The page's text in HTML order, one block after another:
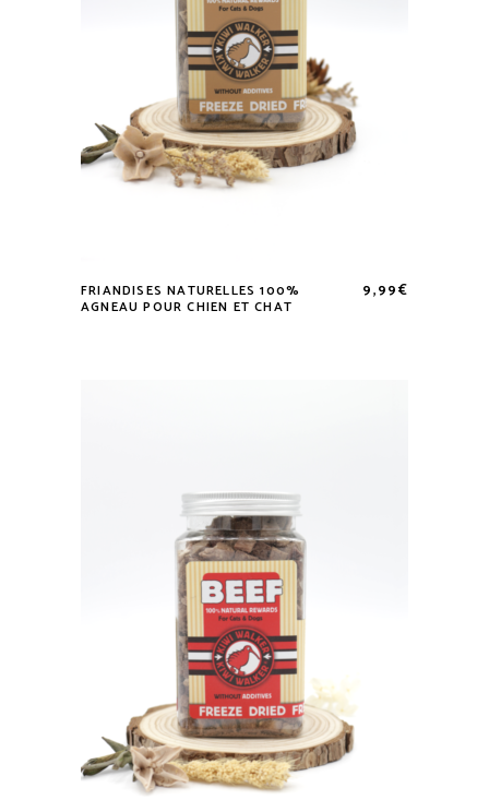
FRIANDISES NATURELLES 100%
AGNEAU POUR CHIEN ET CHAT
9,99€